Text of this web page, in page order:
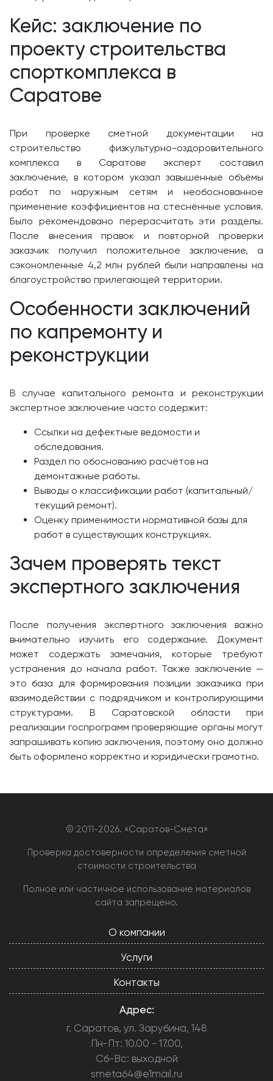
Кейс: заключение по
проекту строительства
спорткомплекса в
Саратове
При проверке сметной документации на
строительство физкультурно-оздоровительного
комплекса в Саратове эксперт составил
заключение, в котором указал завышенные объёмы
работ по наружным сетям и необоснованное
применение коэффициентов на стеснённые условия.
Было рекомендовано перерасчитать эти разделы.
После внесения правок и повторной проверки
заказчик получил положительное заключение, а
сэкономленные 4,2 млн рублей были направлены на
благоустройство прилегающей территории.
Особенности заключений
по капремонту и
реконструкции
В случае капитального ремонта и реконструкции
экспертное заключение часто содержит:
Ссылки на дефектные ведомости и
обследования.
Раздел по обоснованию расчётов на
демонтажные работы.
Выводы о классификации работ (капитальный/
текущий ремонт).
Оценку применимости нормативной базы для
работ в существующих конструкциях.
Зачем проверять текст
экспертного заключения
После получения экспертного заключения важно
внимательно изучить его содержание. Документ
может содержать замечания, которые требуют
устранения до начала работ. Также заключение —
это база для формирования позиции заказчика при
взаимодействии с подрядчиком и контролирующими
структурами. В Саратовской области при
реализации госпрограмм проверяющие органы могут
запрашивать копию заключения, поэтому оно должно
быть оформлено корректно и юридически грамотно.
© 2011-2026. «Саратов-Смета»
Проверка достоверности определения сметной
стоимости строительства
Полное или частичное использование материалов
сайта запрещено.
О компании
Услуги
Контакты
Адрес:
г. Саратов, ул. Зарубина, 148
Пн-Пт: 10.00 - 17.00,
Сб-Вс: выходной
smeta64@e1mail.ru